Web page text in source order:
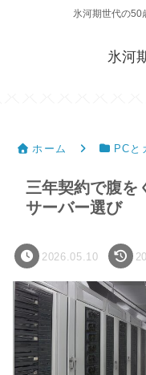
氷河期世代の50
氷河
ホーム PCと
三年契約で腹を
サーバー選び
2026.05.10